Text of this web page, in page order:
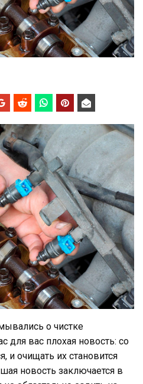
о чистке
для вас плохая новость: со
и очищать их становится
новость заключается в